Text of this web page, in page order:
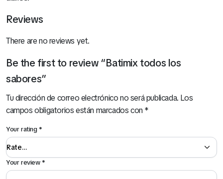
Reviews
There are no reviews yet.
Be the first to review “Batimix todos los
sabores”
Tu dirección de correo electrónico no será publicada. Los
campos obligatorios están marcados con*
Your rating*
Your review*